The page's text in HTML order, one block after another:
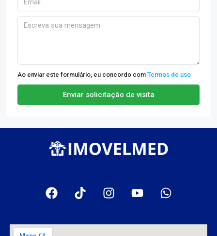
Ao enviar este formulário, eu concordo com Termos de uso
Enviar solicitação de visita